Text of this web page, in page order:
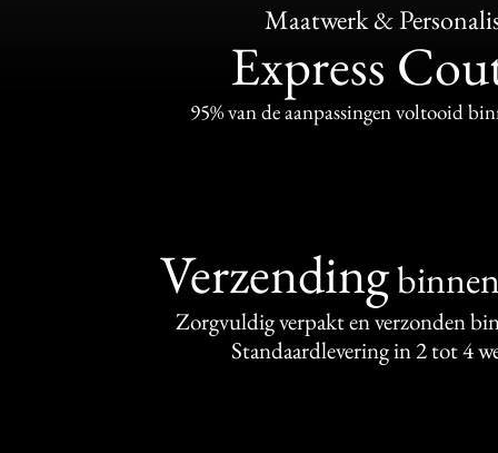
Maatwerk &
Express
95% van de aanpassingen voltooid
Verzending
Zorgvuldig verpakt en verzonden
Standaardlevering in 2 tot 4